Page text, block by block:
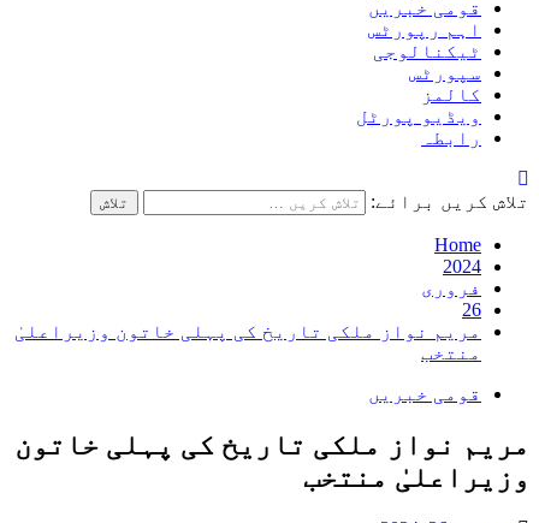
قومی خبریں
اہم رپورٹس
ٹیکنالوجی
سپورٹس
کالمز
ویڈیو پورٹل
رابطہ
تلاش کریں برائے:
Home
2024
فروری
26
مریم نواز ملکی تاریخ کی پہلی خاتون وزیراعلیٰ
منتخب
قومی خبریں
مریم نواز ملکی تاریخ کی پہلی خاتون
وزیراعلیٰ منتخب